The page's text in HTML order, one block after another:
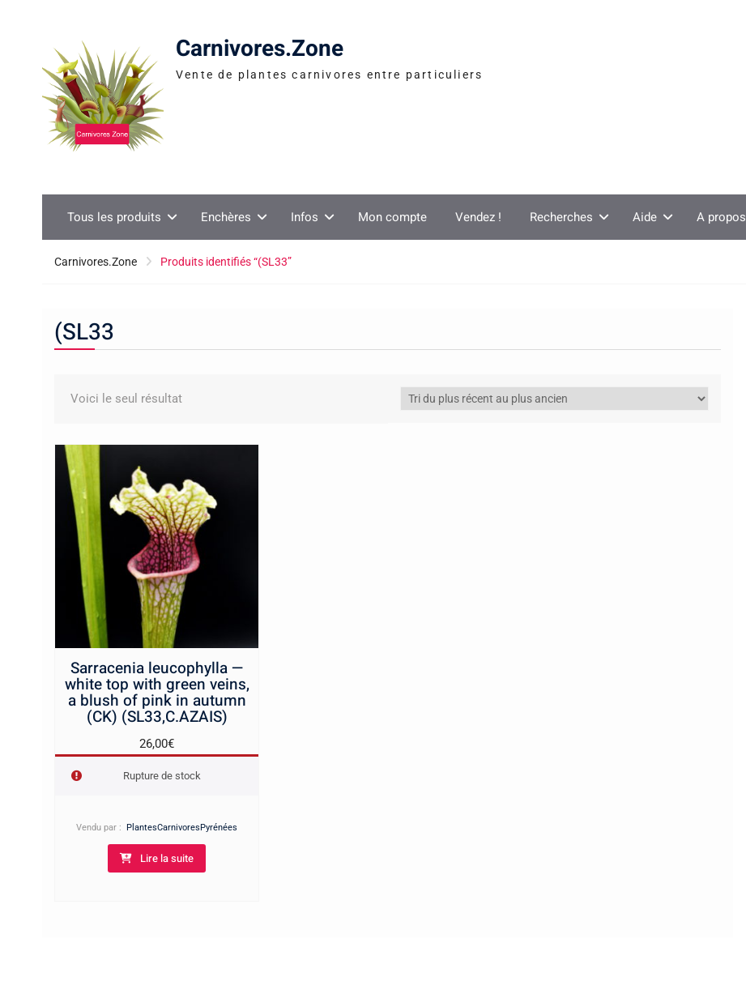
Carnivores.Zone
Vente de plantes carnivores entre particuliers
Tous les produits Enchères Infos Mon compte Vendez ! Recherches Aide A propos
Carnivores.Zone Produits identifiés “(SL33”
(SL33
Voici le seul résultat
Sarracenia leucophylla —
white top with green veins,
a blush of pink in autumn
(CK) (SL33,C.AZAIS)
26,00€
Rupture de stock
Vendu par : PlantesCarnivoresPyrénées
Lire la suite